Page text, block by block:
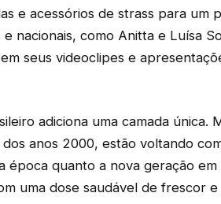
e acessórios de strass para um
nacionais, como Anitta e Luísa
seus videoclipes e
adiciona uma camada única.
anos 2000, estão voltando
época quanto a nova geração
uma dose saudável de frescor